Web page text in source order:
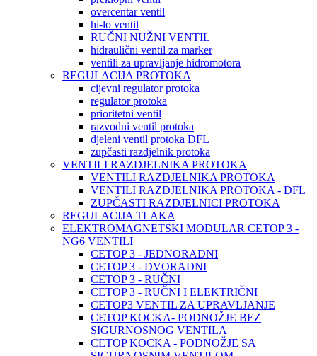
overcentar ventil
hi-lo ventil
RUČNI NUŽNI VENTIL
hidraulični ventil za marker
ventili za upravljanje hidromotora
REGULACIJA PROTOKA
cijevni regulator protoka
regulator protoka
prioritetni ventil
razvodni ventil protoka
djeleni ventil protoka DFL
zupčasti razdjelnik protoka
VENTILI RAZDJELNIKA PROTOKA
VENTILI RAZDJELNIKA PROTOKA
VENTILI RAZDJELNIKA PROTOKA - DFL
ZUPČASTI RAZDJELNICI PROTOKA
REGULACIJA TLAKA
ELEKTROMAGNETSKI MODULAR CETOP 3 -
NG6 VENTILI
CETOP 3 - JEDNORADNI
CETOP 3 - DVORADNI
CETOP 3 - RUČNI
CETOP 3 - RUČNI I ELEKTRIČNI
CETOP3 VENTIL ZA UPRAVLJANJE
CETOP KOCKA- PODNOŽJE BEZ
SIGURNOSNOG VENTILA
CETOP KOCKA - PODNOŽJE SA